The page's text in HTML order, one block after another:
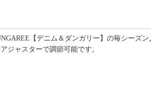
【デニム＆ダンガリー】の毎シーズ
ジャスターで調節可能です。